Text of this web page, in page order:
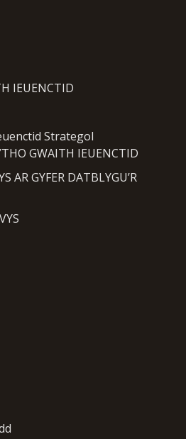
IEUENCTID
Strategol
GWAITH IEUENCTID
AR GYFER DATBLYGU’R